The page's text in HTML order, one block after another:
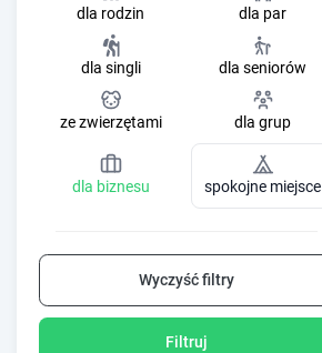
dla rodzin dla par
dla singli dla seniorów
ze zwierzętami dla grup
dla biznesu spokojne miejsce
Wyczyść filtry
Filtruj